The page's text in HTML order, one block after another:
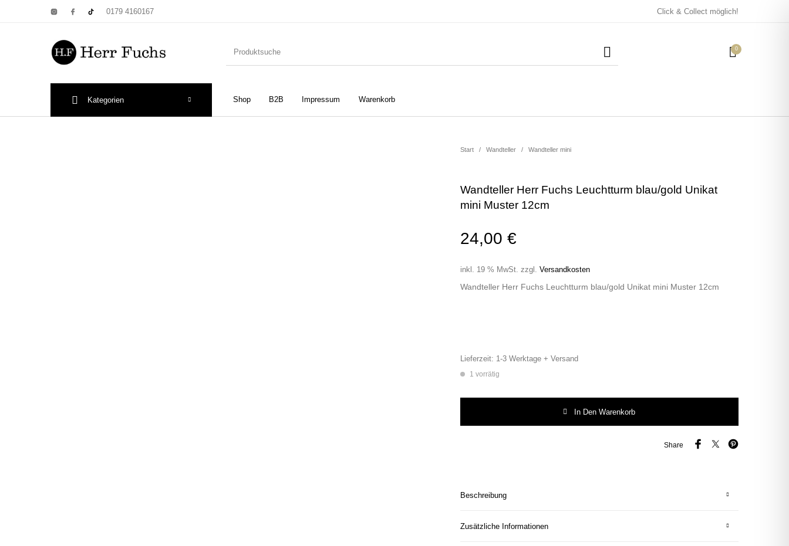
0179 4160167 Click & Collect möglich!
0
Shop B2B Impressum Warenkorb
Kategorien
Taschen/Turnbeutel Tassen
Start / Wandteller / Wandteller mini
Wandteller Herr Fuchs Leuchtturm blau/gold Unikat
mini Muster 12cm
24,00 €
inkl. 19 % MwSt. zzgl. Versandkosten
Wandteller Herr Fuchs Leuchtturm blau/gold Unikat mini Muster 12cm
Lieferzeit: 1-3 Werktage + Versand
1 vorrätig
In Den Warenkorb
Share
Beschreibung
Zusätzliche Informationen